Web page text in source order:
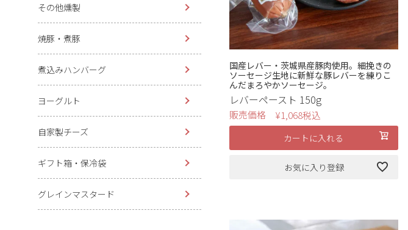
その他燻製
焼豚・煮豚
煮込みハンバーグ
ヨーグルト
自家製チーズ
ギフト箱・保冷袋
グレインマスタード
国産レバー・茨城県産豚肉使用。細挽きの
ソーセージ生地に新鮮な豚レバーを練りこ
んだまろやかソーセージ。
レバーペースト 150g
販売価格 ¥1,068税込
カートに入れる
お気に入り登録